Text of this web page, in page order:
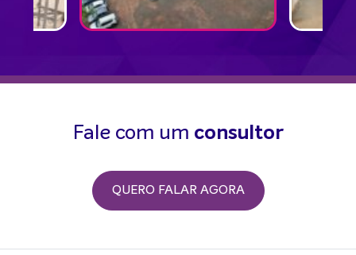
Fale com um consultor
QUERO FALAR AGORA